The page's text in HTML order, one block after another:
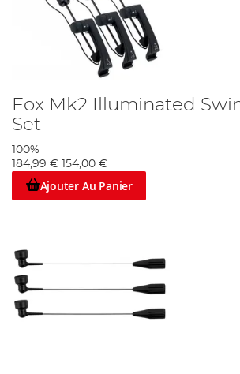
Fox Mk2 Illuminated
Set
100%
184,99 €
154,00 €
Ajouter Au Panier